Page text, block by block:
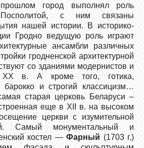
город выполнял роль
с ним связаны
нашей истории. В историко-
Гродно ведущую роль играют
ансамбли различных
гродненской архитектурной
со зданиями модернистов и
XX в. А кроме того, готика,
барокко и строгий классицизм…
старая церковь Беларуси –
еще в XII в. на высоком
церкви с изумительной
Самый монументальный и
костел — Фарный (1703 г.)